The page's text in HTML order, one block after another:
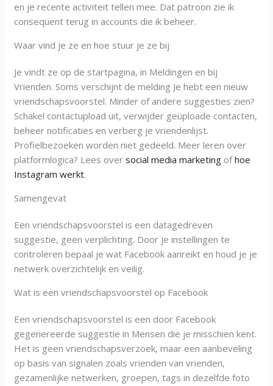
en je recente activiteit tellen mee. Dat patroon zie ik
consequent terug in accounts die ik beheer.
Waar vind je ze en hoe stuur je ze bij
Je vindt ze op de startpagina, in Meldingen en bij
Vrienden. Soms verschijnt de melding Je hebt een nieuw
vriendschapsvoorstel. Minder of andere suggesties zien?
Schakel contactupload uit, verwijder geüploade contacten,
beheer notificaties en verberg je vriendenlijst.
Profielbezoeken worden niet gedeeld. Meer leren over
platformlogica? Lees oversocial media marketing ofhoe
Instagram werkt.
Samengevat
Een vriendschapsvoorstel is een datagedreven
suggestie, geen verplichting. Door je instellingen te
controleren bepaal je wat Facebook aanreikt en houd je je
netwerk overzichtelijk en veilig.
Wat is een vriendschapsvoorstel op Facebook
Een vriendschapsvoorstel is een door Facebook
gegenereerde suggestie in Mensen die je misschien kent.
Het is geen vriendschapsverzoek, maar een aanbeveling
op basis van signalen zoals vrienden van vrienden,
gezamenlijke netwerken, groepen, tags in dezelfde foto